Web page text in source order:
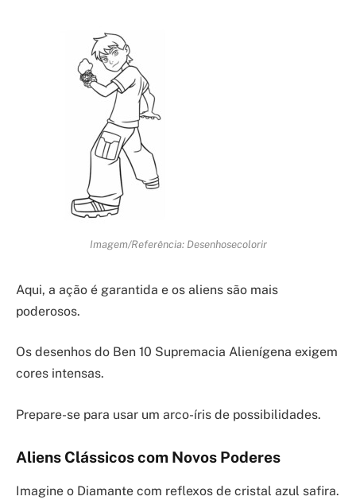
Imagem/Referência: Desenhosecolorir
Aqui, a ação é garantida e os aliens são mais
poderosos.
Os desenhos do Ben 10 Supremacia Alienígena exigem
cores intensas.
Prepare-se para usar um arco-íris de possibilidades.
Aliens Clássicos com Novos Poderes
Imagine o Diamante com reflexos de cristal azul safira.